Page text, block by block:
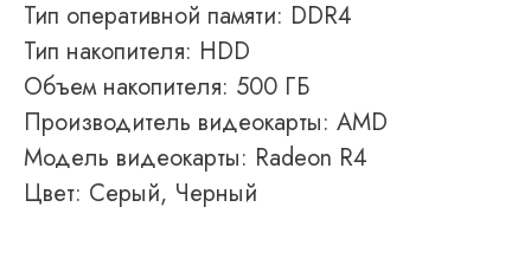
Тип оперативной памяти: DDR4
Тип накопителя: HDD
Объем накопителя: 500 ГБ
Производитель видеокарты: AMD
Модель видеокарты: Radeon R4
Цвет: Серый, Черный